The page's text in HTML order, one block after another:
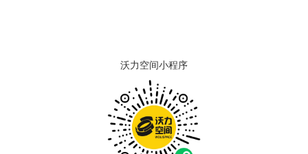
沃力空间小程序